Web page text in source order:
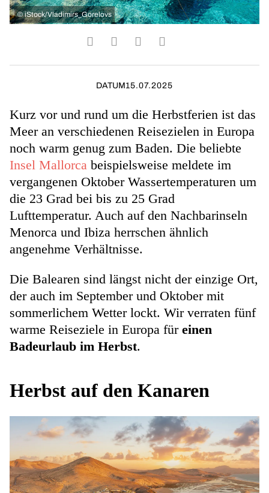
© iStock/Vladimirs_Gorelovs
DATUM15.07.2025
Kurz vor und rund um die Herbstferien ist das
Meer an verschiedenen Reisezielen in Europa
noch warm genug zum Baden. Die beliebte
Insel Mallorca beispielsweise meldete im
vergangenen Oktober Wassertemperaturen um
die 23 Grad bei bis zu 25 Grad
Lufttemperatur. Auch auf den Nachbarinseln
Menorca und Ibiza herrschen ähnlich
angenehme Verhältnisse.
Die Balearen sind längst nicht der einzige Ort,
der auch im September und Oktober mit
sommerlichem Wetter lockt. Wir verraten fünf
warme Reiseziele in Europa für einen
Badeurlaub im Herbst.
Herbst auf den Kanaren